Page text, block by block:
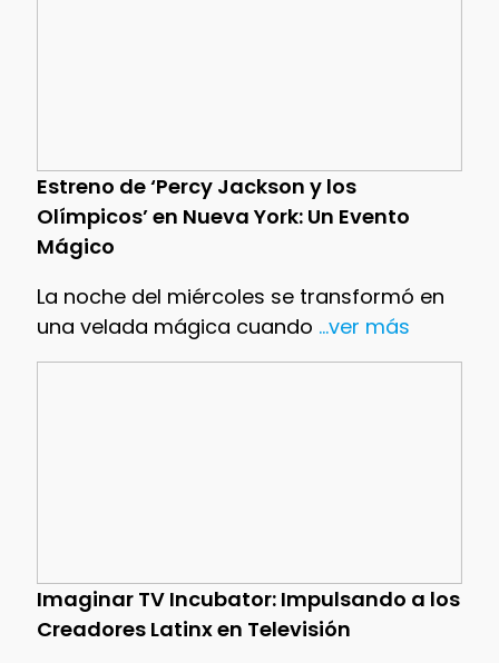
Estreno de ‘Percy Jackson y los
Olímpicos’ en Nueva York: Un Evento
Mágico
La noche del miércoles se transformó en
una velada mágica cuando ...ver más
Imaginar TV Incubator: Impulsando a los
Creadores Latinx en Televisión